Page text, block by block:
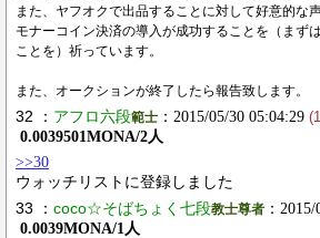
また、ヤフオクで出品することに対して好意的な
モナーコイン決済の導入が成功することを（まず
ことを）祈っています。
また、オークションが終了したら報告致します。
32 ： アフロ六段範士 ：2015/05/30 05:04:29
0.0039501MONA/2人
>>30
ウォッチリストに登録しました
33 ： coco☆そばちょく七段教士尊者 ：
0.0039MONA/1人